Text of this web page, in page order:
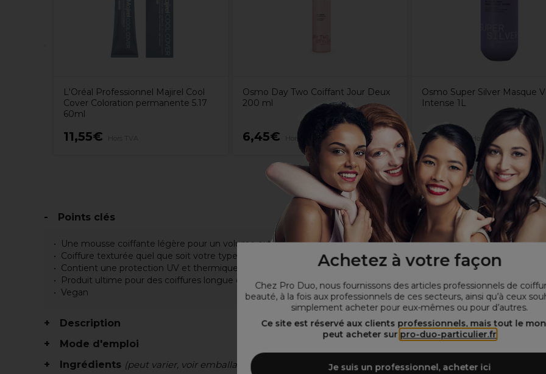
Achetez à votre façon
Chez Pro Duo, nous fournissons des articles professionnels de
beauté, à la fois aux professionnels de ces secteurs, ainsi qu’à ceux
simplement acheter pour eux-mêmes ou pour d’autres.
Ce site est réservé aux clients professionnels, mais tout le
peut acheter sur pro-duo-particulier.fr
Je suis un professionnel, acheter ici
L'Oréal Professionnel Majirel Cool
Cover Coloration permanente 5.17
60ml
11,55€
Osmo Day Two Coiffant Jour Deux
200 ml
6,45€
Osmo Super Silver Masque
Intense 1L
22,35€ Hors TVA
Points clés
Une mousse coiffante légère pour un volume extrême
Coiffure texturée quel que soit votre type de cheveux
Contient une protection UV et thermique
Produit ultime pour des coiffures longue durée sans frisottis et avec un volume extrême
Vegan
Description
Mode d'emploi
Ingrédients (peut varier, voir emballage)